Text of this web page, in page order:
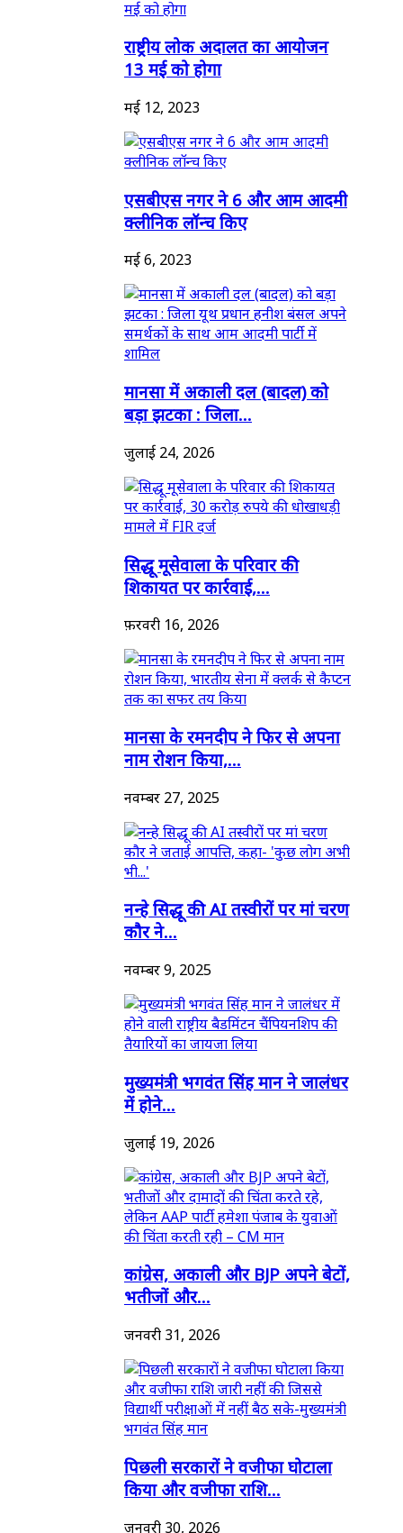
राष्ट्रीय लोक अदालत का आयोजन
13 मई को होगा
मई 12, 2023
एसबीएस नगर ने 6 और आम आदमी
क्लीनिक लॉन्च किए
मई 6, 2023
मानसा में अकाली दल (बादल) को
बड़ा झटका : जिला...
जुलाई 24, 2026
सिद्धू मूसेवाला के परिवार की
शिकायत पर कार्रवाई,...
फ़रवरी 16, 2026
मानसा के रमनदीप ने फिर से अपना
नाम रोशन किया,...
नवम्बर 27, 2025
नन्हे सिद्धू की AI तस्वीरों पर मां चरण
कौर ने...
नवम्बर 9, 2025
मुख्यमंत्री भगवंत सिंह मान ने जालंधर
में होने...
जुलाई 19, 2026
कांग्रेस, अकाली और BJP अपने बेटों,
भतीजों और...
जनवरी 31, 2026
पिछली सरकारों ने वजीफा घोटाला
किया और वजीफा राशि...
जनवरी 30, 2026